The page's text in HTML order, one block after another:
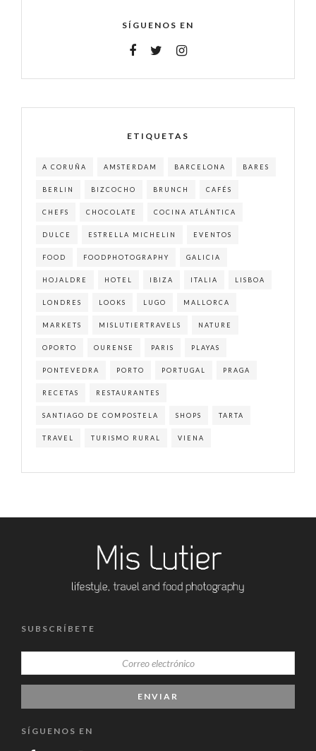
SÍGUENOS EN
ETIQUETAS
A CORUÑA AMSTERDAM BARCELONA BARES
BERLIN BIZCOCHO BRUNCH CAFÉS
CHEFS CHOCOLATE COCINA ATLÁNTICA
DULCE ESTRELLA MICHELIN EVENTOS
FOOD FOODPHOTOGRAPHY GALICIA
HOJALDRE HOTEL IBIZA ITALIA LISBOA
LONDRES LOOKS LUGO MALLORCA
MARKETS MISLUTIERTRAVELS NATURE
OPORTO OURENSE PARIS PLAYAS
PONTEVEDRA PORTO PORTUGAL PRAGA
RECETAS RESTAURANTES
SANTIAGO DE COMPOSTELA SHOPS TARTA
TRAVEL TURISMO RURAL VIENA
SUBSCRÍBETE
SÍGUENOS EN